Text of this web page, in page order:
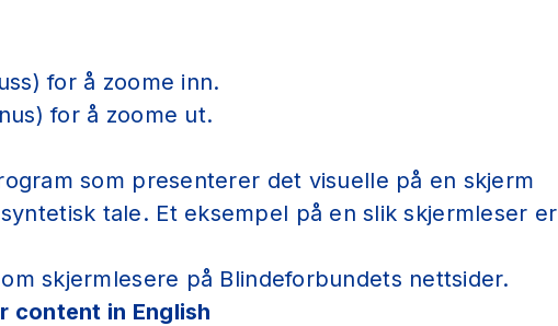
for å zoome inn.
for å zoome ut.
som presenterer det visuelle på en skjerm
tale. Et eksempel på en slik skjermleser er
skjermlesere på Blindeforbundets nettsider.
content in English